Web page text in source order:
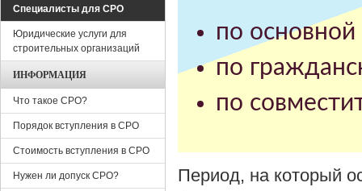
по основной
по
по
Период, на который
Специалисты для СРО
Юридические услуги для
строительных организаций
ИНФОРМАЦИЯ
Что такое СРО?
Порядок вступления в СРО
Стоимость вступления в СРО
Нужен ли допуск СРО?